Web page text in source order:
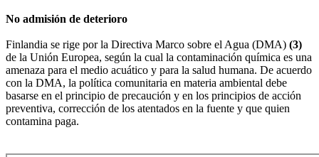
No admisión de deterioro
Finlandia se rige por la Directiva Marco sobre el Agua (DMA) (3)
de la Unión Europea, según la cual la contaminación química es una
amenaza para el medio acuático y para la salud humana. De acuerdo
con la DMA, la política comunitaria en materia ambiental debe
basarse en el principio de precaución y en los principios de acción
preventiva, corrección de los atentados en la fuente y que quien
contamina paga.